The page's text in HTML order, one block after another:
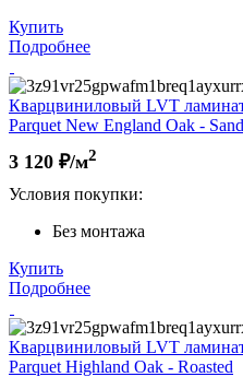
Купить
Подробнее
Кварцвиниловый LVT
Parquet New England Oak - Sand
3 120 ₽/м2
Условия покупки:
Без монтажа
Купить
Подробнее
Кварцвиниловый LVT
Parquet Highland Oak - Roasted